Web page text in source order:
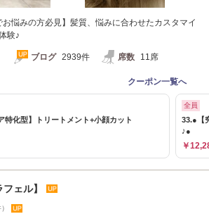
お悩みの方必見】髪質、悩みに合わせたカスタマイ
験♪
ブログ 2939件 席数 11席
クーポン一覧へ
特化型】トリートメント+小顔カット
全員
33.●【
♪●
￥
ェル】